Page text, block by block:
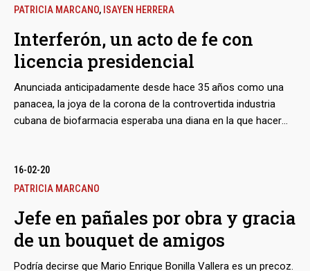
Cova. Aquello fue el inicio de una expansión que no cesa, a
colocado al grupo empresarial a la cabeza de una compañía
petrolera en Colombia, de una clínica privada y hasta de
bodegones en el este de Caracas, entre otros negocios.
PATRICIA MARCANO, ISAYEN HERRERA
Interferón, un acto de fe con
licencia presidencial
Anunciada anticipadamente desde hace 35 años como una
panacea, la joya de la corona de la controvertida industria
cubana de biofarmacia esperaba una diana en la que hacer
Wuhan le asignan poderes para combatir al Covid-19: el
gobierno venezolano ha incluido el Interferón alfa 2b en el
de Nicolás Maduro por el medicamento, entre la superchería y
la lealtad política, hace tropezar lo que parece un experimento
masivo no declarado con la falta de evidencias y el
16-02-20
PATRICIA MARCANO
Jefe en pañales por obra y gracia
de un bouquet de amigos
Podría decirse que Mario Enrique Bonilla Vallera es un precoz.